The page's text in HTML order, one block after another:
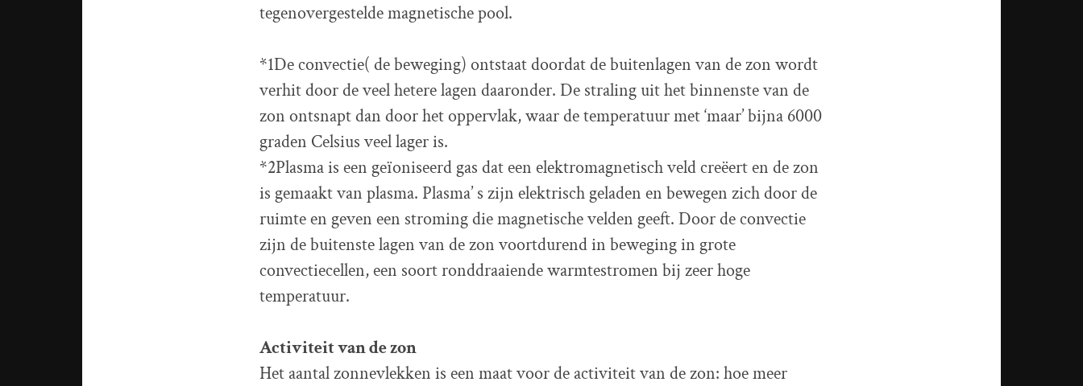
tegenovergestelde magnetische pool.
*1De convectie( de beweging) ontstaat doordat de buitenlagen van de zon wordt
verhit door de veel hetere lagen daaronder. De straling uit het binnenste van de
zon ontsnapt dan door het oppervlak, waar de temperatuur met ‘maar’ bijna 6000
graden Celsius veel lager is.
*2Plasma is een geïoniseerd gas dat een elektromagnetisch veld creëert en de zon
is gemaakt van plasma. Plasma’ s zijn elektrisch geladen en bewegen zich door de
ruimte en geven een stroming die magnetische velden geeft. Door de convectie
zijn de buitenste lagen van de zon voortdurend in beweging in grote
convectiecellen, een soort ronddraaiende warmtestromen bij zeer hoge
temperatuur.
Activiteit van de zon
Het aantal zonnevlekken is een maat voor de activiteit van de zon: hoe meer